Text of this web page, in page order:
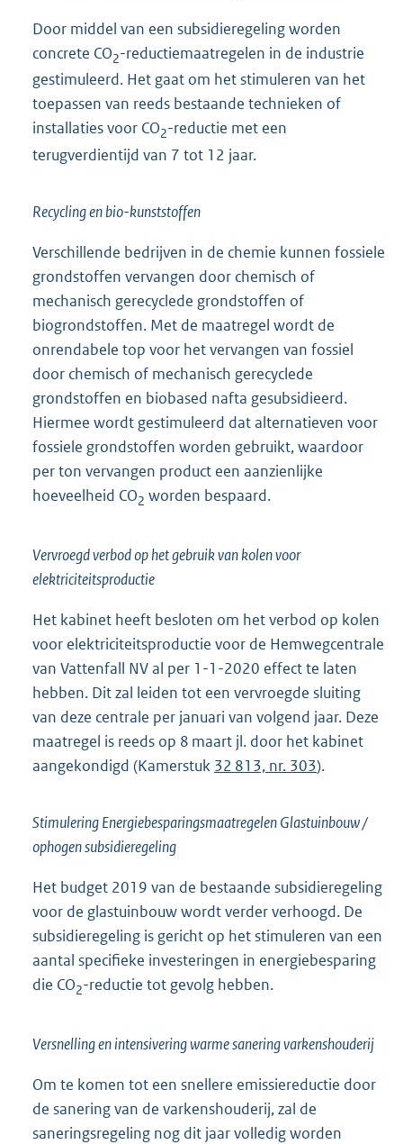
Door middel van een subsidieregeling worden
concrete CO2-reductiemaatregelen in de industrie
gestimuleerd. Het gaat om het stimuleren van het
toepassen van reeds bestaande technieken of
installaties voor CO2-reductie met een
terugverdientijd van 7 tot 12 jaar.
Recycling en bio-kunststoffen
Verschillende bedrijven in de chemie kunnen fossiele
grondstoffen vervangen door chemisch of
mechanisch gerecyclede grondstoffen of
biogrondstoffen. Met de maatregel wordt de
onrendabele top voor het vervangen van fossiel
door chemisch of mechanisch gerecyclede
grondstoffen en biobased nafta gesubsidieerd.
Hiermee wordt gestimuleerd dat alternatieven voor
fossiele grondstoffen worden gebruikt, waardoor
per ton vervangen product een aanzienlijke
hoeveelheid CO2 worden bespaard.
Vervroegd verbod op het gebruik van kolen voor
elektriciteitsproductie
Het kabinet heeft besloten om het verbod op kolen
voor elektriciteitsproductie voor de Hemwegcentrale
van Vattenfall NV al per 1-1-2020 effect te laten
hebben. Dit zal leiden tot een vervroegde sluiting
van deze centrale per januari van volgend jaar. Deze
maatregel is reeds op 8 maart jl. door het kabinet
aangekondigd (Kamerstuk 32 813, nr. 303).
Stimulering Energiebesparingsmaatregelen Glastuinbouw /
ophogen subsidieregeling
Het budget 2019 van de bestaande subsidieregeling
voor de glastuinbouw wordt verder verhoogd. De
subsidieregeling is gericht op het stimuleren van een
aantal specifieke investeringen in energiebesparing
die CO2-reductie tot gevolg hebben.
Versnelling en intensivering warme sanering varkenshouderij
Om te komen tot een snellere emissiereductie door
de sanering van de varkenshouderij, zal de
saneringsregeling nog dit jaar volledig worden